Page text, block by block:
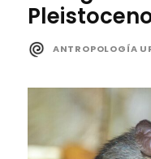
ANTROPOLOGÍA